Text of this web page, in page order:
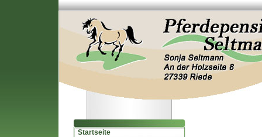
Startseite